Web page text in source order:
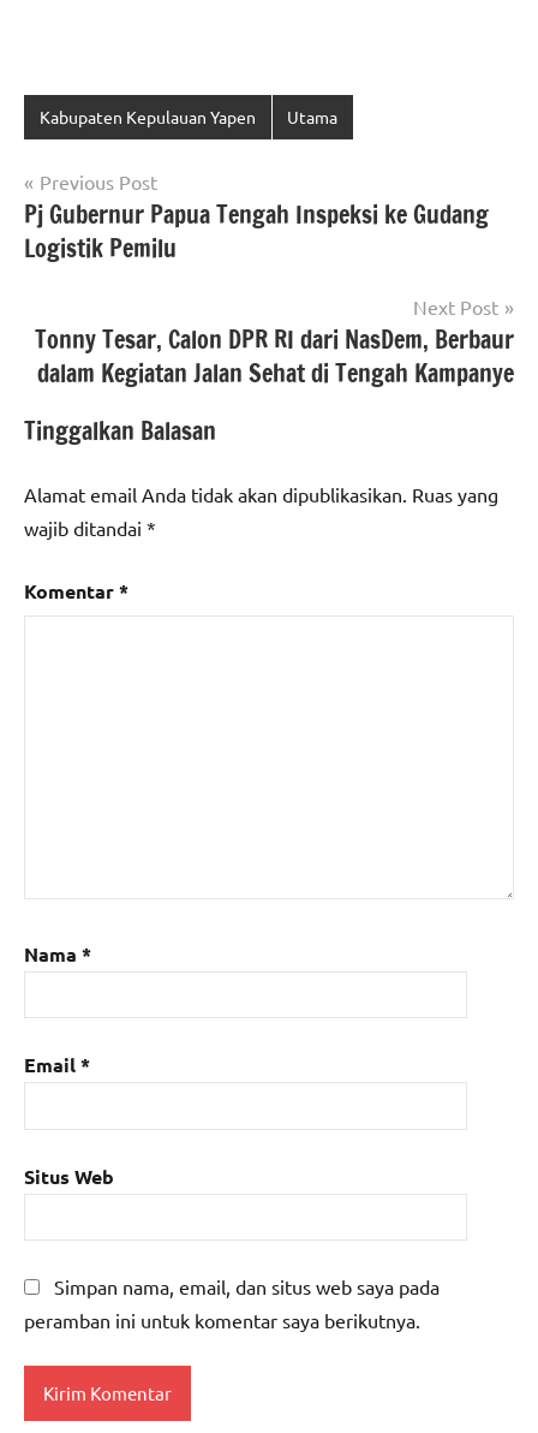
Kabupaten Kepulauan Yapen Utama
Navigasi
pos
Previous Post
Pj Gubernur Papua Tengah Inspeksi ke Gudang
Logistik Pemilu
Next Post
Tonny Tesar, Calon DPR RI dari NasDem, Berbaur
dalam Kegiatan Jalan Sehat di Tengah Kampanye
Tinggalkan Balasan
Alamat email Anda tidak akan dipublikasikan. Ruas yang
wajib ditandai *
Komentar*
Nama *
Email*
Situs Web
Simpan nama, email, dan situs web saya pada
peramban ini untuk komentar saya berikutnya.